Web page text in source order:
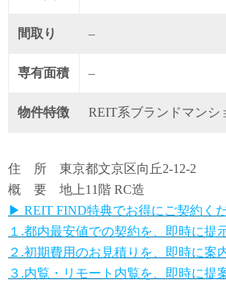
間取り –
専有面積 –
物件特徴 REIT系ブランドマンシ
住 所 東京都文京区向丘2-12-2
概 要 地上11階 RC造
▶ REIT FIND特典でお得にご契約く
１.都内最安値での契約を、即時に提
２.初期費用のお見積りを、即時に案
３.内覧・リモート内覧を、即時に提